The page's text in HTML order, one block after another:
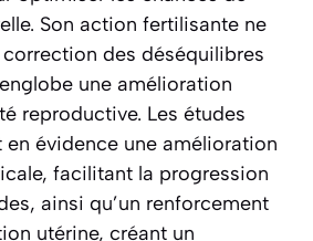
Son action fertilisante ne
des déséquilibres
une amélioration
reproductive. Les études
évidence une amélioration
facilitant la progression
ainsi qu’un renforcement
utérine, créant un